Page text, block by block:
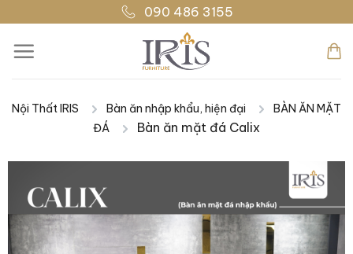
qua
nội
090 486 3155
Nội Thất IRIS | Bàn ăn nhập khẩu, hiện đại |
BÀN ĂN MẶT
ĐÁ
| Bàn ăn mặt đá Calix